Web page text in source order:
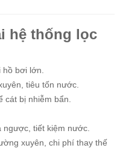
hệ thống lọc
bơi lớn.
tiêu tốn nước.
cát bị nhiễm bẩn.
tiết kiệm nước.
xuyên, chi phí thay thế